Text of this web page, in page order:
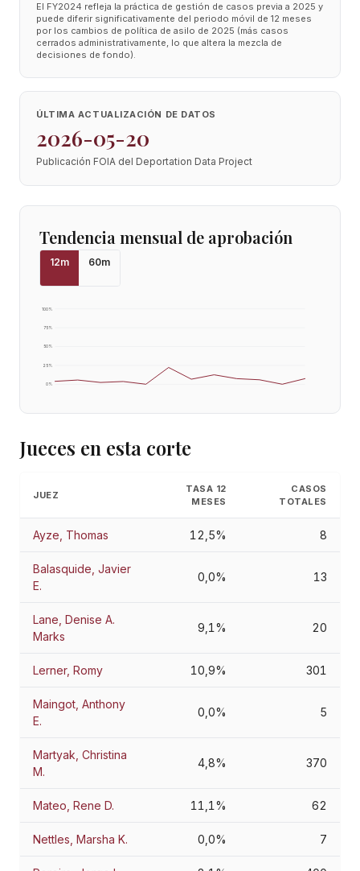
El FY2024 refleja la práctica de gestión de casos previa a 2025 y
puede diferir significativamente del periodo móvil de 12 meses
por los cambios de política de asilo de 2025 (más casos
cerrados administrativamente, lo que altera la mezcla de
decisiones de fondo).
ÚLTIMA ACTUALIZACIÓN DE DATOS
2026-05-20
Publicación FOIA del Deportation Data Project
Tendencia mensual de aprobación
12m 60m
0%
25%
50%
75%
100%
Jueces en esta corte
JUEZ
TASA 12
MESES
CASOS
TOTALES
Ayze, Thomas 12,5% 8
Balasquide, Javier
E.
0,0% 13
Lane, Denise A.
Marks
9,1% 20
Lerner, Romy 10,9% 301
Maingot, Anthony
E.
0,0% 5
Martyak, Christina
M.
4,8% 370
Mateo, Rene D. 11,1% 62
Nettles, Marsha K. 0,0% 7